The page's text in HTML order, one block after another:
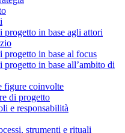
in base agli attori
in base al focus
in base all’ambito di
figure coinvolte
di progetto
e responsabilità
strumenti e rituali